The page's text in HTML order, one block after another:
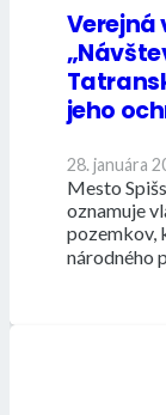
Verejná
jeho
28. januára
Mesto
oznamuje
pozemkov,
národného